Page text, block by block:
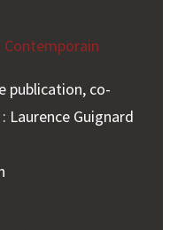
publication, co-
Laurence Guignard